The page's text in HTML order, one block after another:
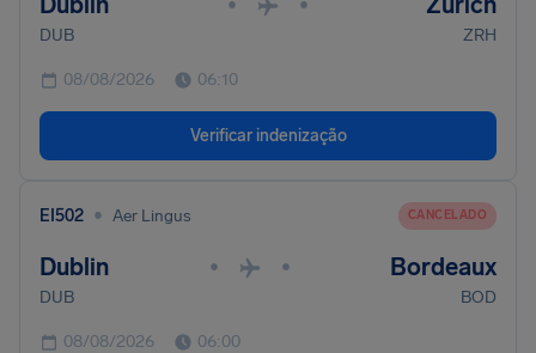
DUB ZRH
08/08/2026 06:10
Verificar indenização
EI502 • Aer Lingus CANCELADO
Dublin • • Bordeaux
DUB BOD
08/08/2026 06:00